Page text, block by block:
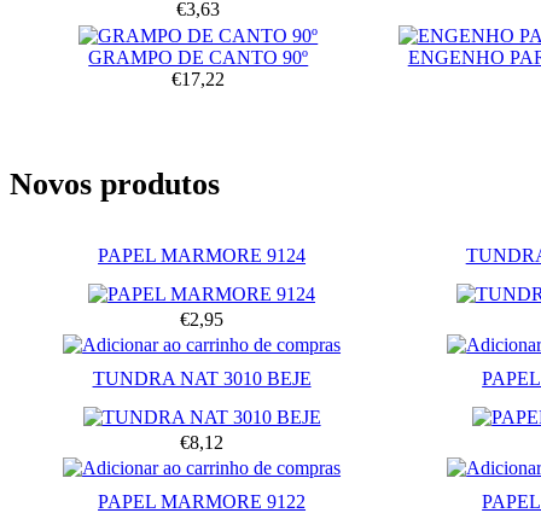
€3,63
GRAMPO DE CANTO 90º
€17,22
ENGENHO
Novos produtos
PAPEL MARMORE 9124
€2,95
TUNDRA NAT 3010 BEJE
€8,12
PAPEL MARMORE 9122